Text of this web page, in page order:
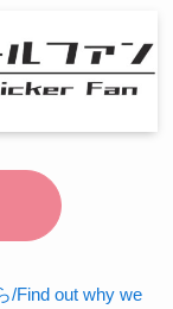
/Find out why we